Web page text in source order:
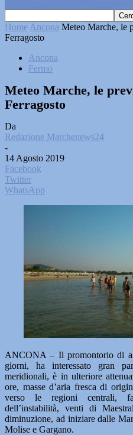
Home Ancona Meteo Marche, le
Ferragosto
Ancona
Fermo
Meteo Marche, le
Ferragosto
Da
Redazione Marchenews24
-
14 Agosto 2019
Facebook
Twitter
WhatsApp
ANCONA – Il promontorio di
giorni, ha interessato gran
meridionali, è in ulteriore
ore, masse d’aria fresca di
verso le regioni centrali,
dell’instabilità, venti di
diminuzione, ad iniziare dalle
Molise e Gargano.